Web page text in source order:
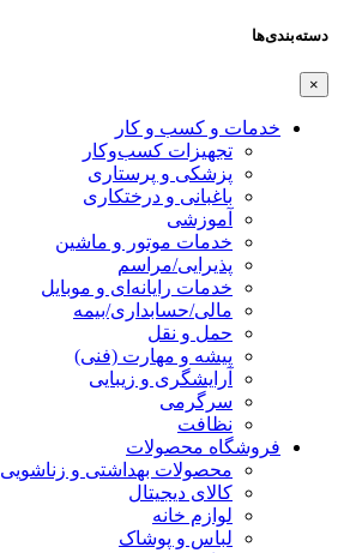
دسته‌بندی‌ها
×
خدمات و کسب و کار
تجهیزات کسب‌وکار
پزشکی و پرستاری
باغبانی و درختکاری
آموزشی
خدمات موتور و ماشین
پذیرایی/مراسم
خدمات رایانه‌ای و موبایل
مالی/حسابداری/بیمه
حمل و نقل
پیشه و مهارت (فنی)
آرایشگری و زیبایی
سرگرمی
نظافت
فروشگاه محصولات
محصولات بهداشتی و زناشویی
کالای دیجیتال
لوازم خانه
لباس و پوشاک